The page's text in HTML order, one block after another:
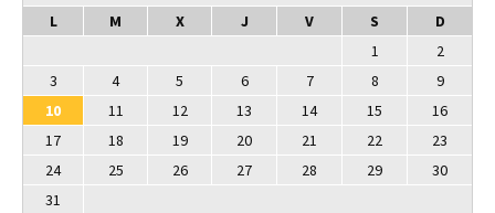
L
M X J V S
D
1
2
3
4 5 6 7 8
9
10
11 12 13 14 15
16
17
18 19 20 21 22
23
24
25 26 27 28 29
30
31